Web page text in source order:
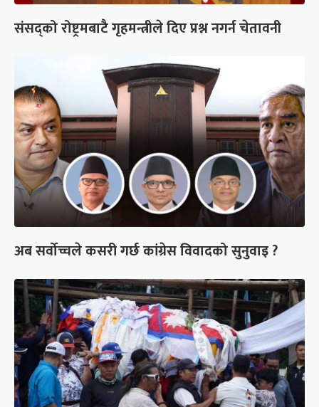
संसद्को रोष्ट्रमबाटै गृहमन्त्रीले दिए प्रश्न नगर्न चेतावनी
अब सर्वोच्चले कसरी गर्छ कांग्रेस विवादको सुनुवाइ ?